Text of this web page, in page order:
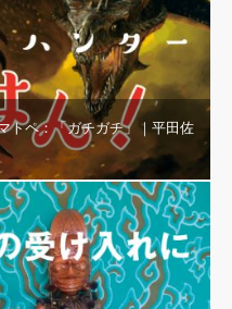
トペ：「ガチガチ」｜平田佐